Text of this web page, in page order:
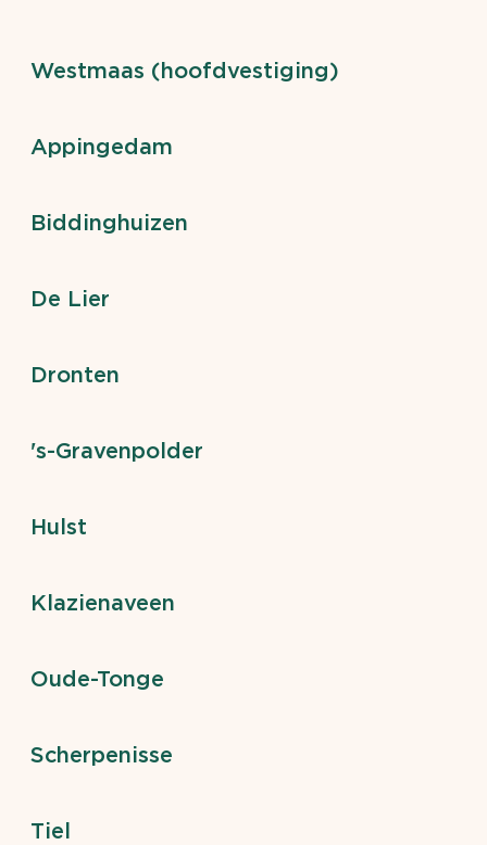
Westmaas (hoofdvestiging)
Appingedam
Biddinghuizen
De Lier
Dronten
's-Gravenpolder
Hulst
Klazienaveen
Oude-Tonge
Scherpenisse
Tiel